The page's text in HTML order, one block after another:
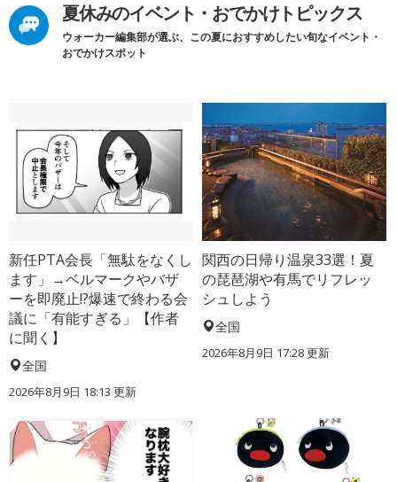
夏休みのイベント・おでかけトピックス
ウォーカー編集部が選ぶ、この夏におすすめしたい旬なイベント・
おでかけスポット
新任PTA会長「無駄をなくし
ます」→ベルマークやバザ
ーを即廃止!?爆速で終わる会
議に「有能すぎる」【作者
に聞く】
全国
2026年8月9日 18:13 更新
関西の日帰り温泉33選！夏
の琵琶湖や有馬でリフレッ
シュしよう
全国
2026年8月9日 17:28更新